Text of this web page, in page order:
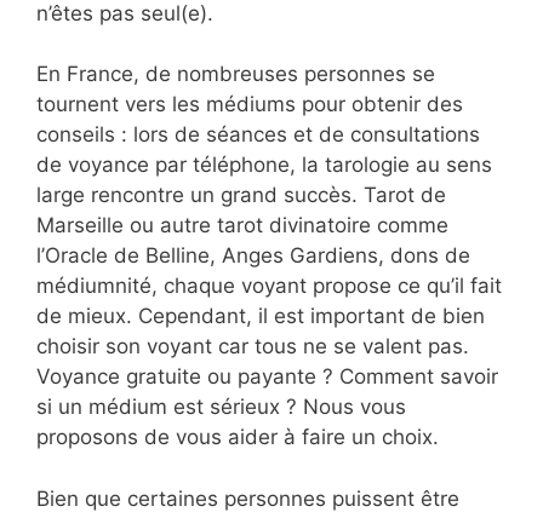
n’êtes pas seul(e).
En France, de nombreuses personnes se
tournent vers les médiums pour obtenir des
conseils : lors de séances et de consultations
de voyance par téléphone, la tarologie au sens
large rencontre un grand succès. Tarot de
Marseille ou autre tarot divinatoire comme
l’Oracle de Belline, Anges Gardiens, dons de
médiumnité, chaque voyant propose ce qu’il fait
de mieux. Cependant, il est important de bien
choisir son voyant car tous ne se valent pas.
Voyance gratuite ou payante ? Comment savoir
si un médium est sérieux ? Nous vous
proposons de vous aider à faire un choix.
Bien que certaines personnes puissent être